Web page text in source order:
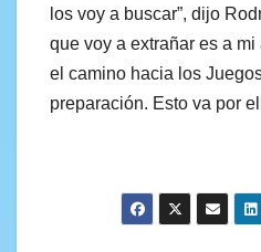
los voy a buscar”, dijo
que voy a extrañar es a
el camino hacia los
preparación. Esto va por